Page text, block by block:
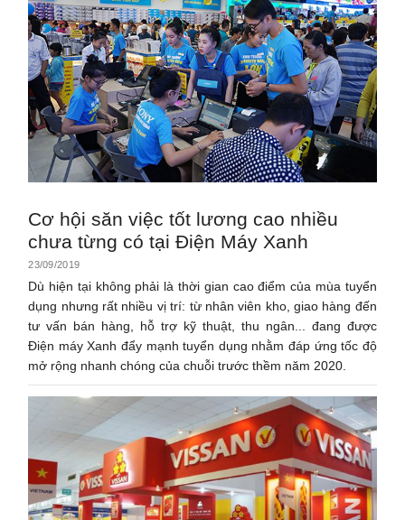
Cơ hội săn việc tốt lương cao nhiều
chưa từng có tại Điện Máy Xanh
23/09/2019
Dù hiện tại không phải là thời gian cao điểm của mùa tuyển
dụng nhưng rất nhiều vị trí: từ nhân viên kho, giao hàng đến
tư vấn bán hàng, hỗ trợ kỹ thuật, thu ngân... đang được
Điện máy Xanh đẩy mạnh tuyển dụng nhằm đáp ứng tốc độ
mở rộng nhanh chóng của chuỗi trước thềm năm 2020.